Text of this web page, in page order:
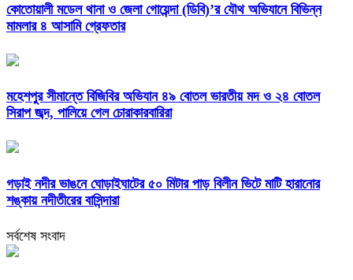
কোতোয়ালী মডেল থানা ও জেলা গোয়েন্দা (ডিবি)’র যৌথ অভিযানে বিভিন্ন
মামলার ৪ আসামি গ্রেফতার
মহেশপুর সীমান্তে বিজিবির অভিযান ৪৯ বোতল ভারতীয় মদ ও ২৪ বোতল
সিরাপ জব্দ, পালিয়ে গেল চোরাকারবারিরা
গড়াই নদীর ভাঙনে ঘোড়াইঘাটের ৫০ মিটার পাড় বিলীন ভিটে মাটি হারানোর
শঙ্কায় নদীতীরের বাসিন্দারা
সর্বশেষ সংবাদ